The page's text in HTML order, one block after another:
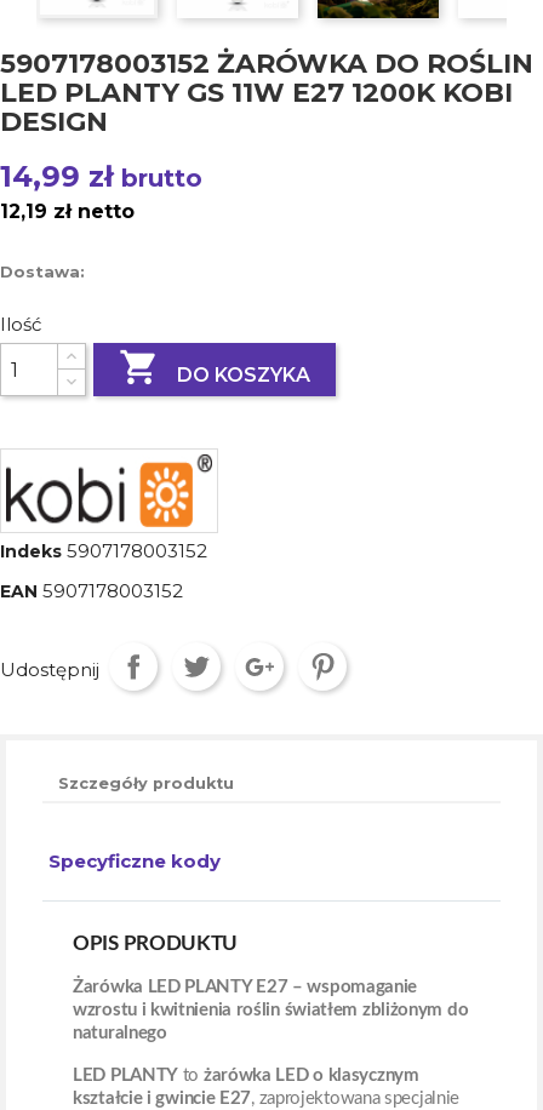
5907178003152 ŻARÓWKA DO ROŚLIN
LED PLANTY GS 11W E27 1200K KOBI
DESIGN
14,99 zł brutto
12,19 zł netto
Dostawa:
Ilość
 DO KOSZYKA
Indeks 5907178003152
EAN 5907178003152
Udostępnij
Szczegóły produktu
Specyficzne kody
OPIS PRODUKTU
Żarówka LED PLANTY E27 – wspomaganie
wzrostu i kwitnienia roślin światłem zbliżonym do
naturalnego
LED PLANTY to żarówka LED o klasycznym
kształcie i gwincie E27, zaprojektowana specjalnie